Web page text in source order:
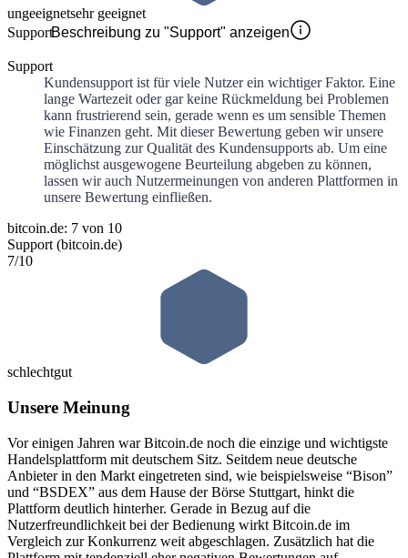
ungeeignetsehr geeignet
SupportBeschreibung zu "Support" anzeigen
Support
Kundensupport ist für viele Nutzer ein wichtiger Faktor. Eine
lange Wartezeit oder gar keine Rückmeldung bei Problemen
kann frustrierend sein, gerade wenn es um sensible Themen
wie Finanzen geht. Mit dieser Bewertung geben wir unsere
Einschätzung zur Qualität des Kundensupports ab. Um eine
möglichst ausgewogene Beurteilung abgeben zu können,
lassen wir auch Nutzermeinungen von anderen Plattformen in
unsere Bewertung einfließen.
bitcoin.de: 7 von 10
Support (bitcoin.de)
7/10
schlechtgut
Unsere Meinung
Vor einigen Jahren war Bitcoin.de noch die einzige und wichtigste
Handelsplattform mit deutschem Sitz. Seitdem neue deutsche
Anbieter in den Markt eingetreten sind, wie beispielsweise “Bison”
und “BSDEX” aus dem Hause der Börse Stuttgart, hinkt die
Plattform deutlich hinterher. Gerade in Bezug auf die
Nutzerfreundlichkeit bei der Bedienung wirkt Bitcoin.de im
Vergleich zur Konkurrenz weit abgeschlagen. Zusätzlich hat die